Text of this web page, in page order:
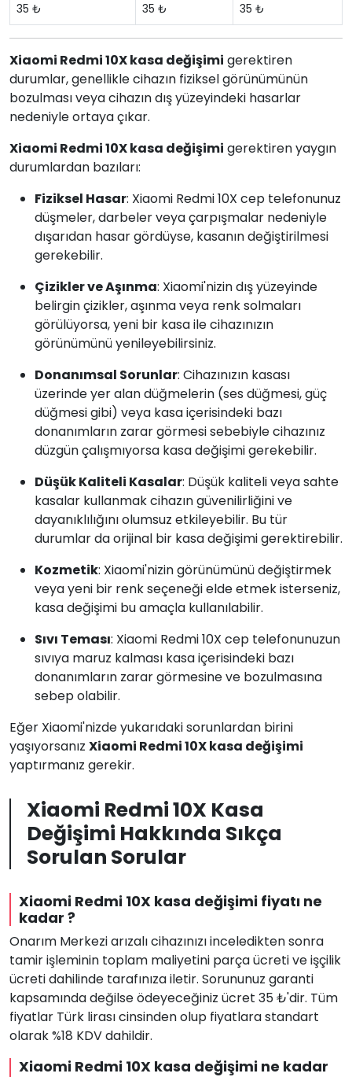
35 ₺ 35 ₺ 35 ₺
Xiaomi Redmi 10X kasa değişimi gerektiren
durumlar, genellikle cihazın fiziksel görünümünün
bozulması veya cihazın dış yüzeyindeki hasarlar
nedeniyle ortaya çıkar.
Xiaomi Redmi 10X kasa değişimi gerektiren yaygın
durumlardan bazıları:
Fiziksel Hasar: Xiaomi Redmi 10X cep telefonunuz
düşmeler, darbeler veya çarpışmalar nedeniyle
dışarıdan hasar gördüyse, kasanın değiştirilmesi
gerekebilir.
Çizikler ve Aşınma: Xiaomi'nizin dış yüzeyinde
belirgin çizikler, aşınma veya renk solmaları
görülüyorsa, yeni bir kasa ile cihazınızın
görünümünü yenileyebilirsiniz.
Donanımsal Sorunlar: Cihazınızın kasası
üzerinde yer alan düğmelerin (ses düğmesi, güç
düğmesi gibi) veya kasa içerisindeki bazı
donanımların zarar görmesi sebebiyle cihazınız
düzgün çalışmıyorsa kasa değişimi gerekebilir.
Düşük Kaliteli Kasalar: Düşük kaliteli veya sahte
kasalar kullanmak cihazın güvenilirliğini ve
dayanıklılığını olumsuz etkileyebilir. Bu tür
durumlar da orijinal bir kasa değişimi gerektirebilir.
Kozmetik: Xiaomi'nizin görünümünü değiştirmek
veya yeni bir renk seçeneği elde etmek isterseniz,
kasa değişimi bu amaçla kullanılabilir.
Sıvı Teması: Xiaomi Redmi 10X cep telefonunuzun
sıvıya maruz kalması kasa içerisindeki bazı
donanımların zarar görmesine ve bozulmasına
sebep olabilir.
Eğer Xiaomi'nizde yukarıdaki sorunlardan birini
yaşıyorsanız Xiaomi Redmi 10X kasa değişimi
yaptırmanız gerekir.
Xiaomi Redmi 10X Kasa
Değişimi Hakkında Sıkça
Sorulan Sorular
Xiaomi Redmi 10X kasa değişimi fiyatı ne
kadar ?
Onarım Merkezi arızalı cihazınızı inceledikten sonra
tamir işleminin toplam maliyetini parça ücreti ve işçilik
ücreti dahilinde tarafınıza iletir. Sorununuz garanti
kapsamında değilse ödeyeceğiniz ücret 35 ₺'dir. Tüm
fiyatlar Türk lirası cinsinden olup fiyatlara standart
olarak %18 KDV dahildir.
Xiaomi Redmi 10X kasa değişimi ne kadar